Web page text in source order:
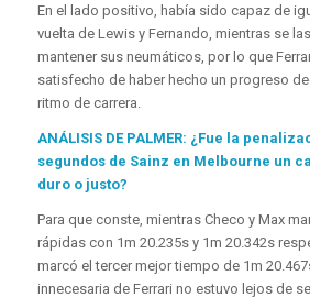
En el lado positivo, había sido capaz de
vuelta de Lewis y Fernando, mientras se
mantener sus neumáticos, por lo que
satisfecho de haber hecho un progreso
ritmo de carrera.
ANÁLISIS DE PALMER: ¿Fue la
segundos de Sainz en Melbourne un
duro o justo?
Para que conste, mientras Checo y Max
rápidas con 1m 20.235s y 1m 20.342s
marcó el tercer mejor tiempo de 1m
innecesaria de Ferrari no estuvo lejos de